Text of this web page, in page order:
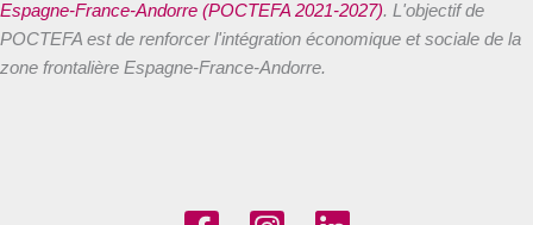
Espagne-France-Andorre (POCTEFA 2021-2027). L'objectif de
POCTEFA est de renforcer l'intégration économique et sociale de la
zone frontalière Espagne-France-Andorre.